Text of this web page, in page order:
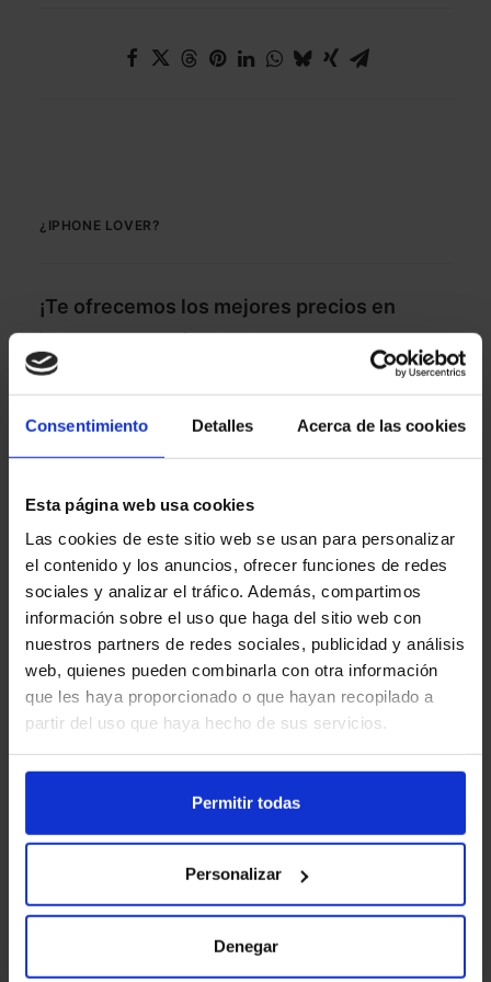
Consentimiento Detalles Acerca de las cookies
Esta página web usa cookies
Las cookies de este sitio web se usan para personalizar
el contenido y los anuncios, ofrecer funciones de redes
sociales y analizar el tráfico. Además, compartimos
información sobre el uso que haga del sitio web con
nuestros partners de redes sociales, publicidad y análisis
web, quienes pueden combinarla con otra información
que les haya proporcionado o que hayan recopilado a
partir del uso que haya hecho de sus servicios.
Permitir todas
Personalizar
Denegar
¿IPHONE LOVER?
¡Te ofrecemos los mejores precios en
iPhones garantizados!
iPhone 15 Pro Max 256GB
iPhone 15 128GB
Buscar
BUSCAR
Apps